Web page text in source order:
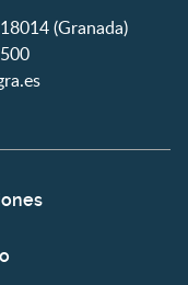
(Granada)